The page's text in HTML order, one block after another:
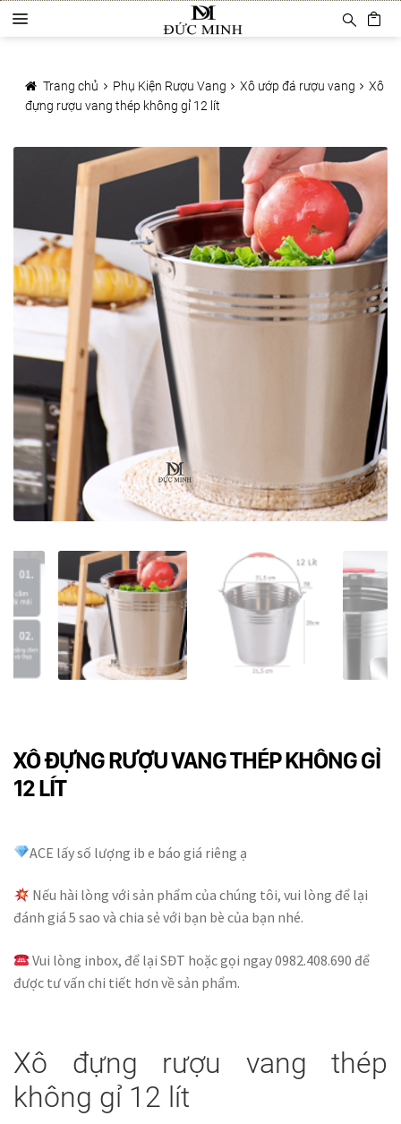
đến
hướng
Chuyển
đến
a
h
ụ
Sản phẩm
Ly rượu vang
Decanter
Khui mở vang
Mở tự động
Mở hơi khí nén
Bảo quản rượu vang
Dụng cụ rót rượu vang
Xô ướp đá rượu vang
Khác
Giới thiệu
Kiến thức
Liên hệ
Trang chủ Phụ Kiện Rượu Vang Xô ướp đá rượu vang
Xô
đựng rượu vang thép không gỉ 12 lít
XÔ ĐỰNG RƯỢU VANG THÉP KHÔNG GỈ
12 LÍT
ACE lấy số lượng ib e báo giá riêng ạ
Nếu hài lòng với sản phẩm của chúng tôi, vui lòng để lại
đánh giá 5 sao và chia sẻ với bạn bè của bạn nhé.
Vui lòng inbox, để lại SĐT hoặc gọi ngay 0982.408.690 để
được tư vấn chi tiết hơn về sản phẩm.
Xô đựng rượu vang thép
không gỉ 12 lít